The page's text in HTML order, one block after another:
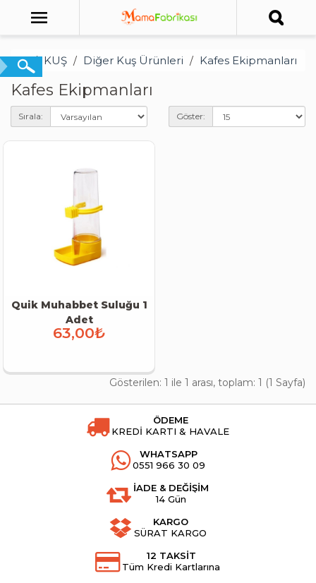
KUŞ Diğer Kuş Ürünleri Kafes Ekipmanları
Kafes Ekipmanları
Sırala: Göster:
Quik Muhabbet Suluğu 1
Adet
63,00₺
Gösterilen: 1 ile 1 arası, toplam: 1 (1 Sayfa)
ÖDEME
KREDİ KARTI & HAVALE
WHATSAPP
0551 966 30 09
İADE & DEĞİŞİM
14 Gün
KARGO
SÜRAT KARGO
12 TAKSİT
Tüm Kredi Kartlarına